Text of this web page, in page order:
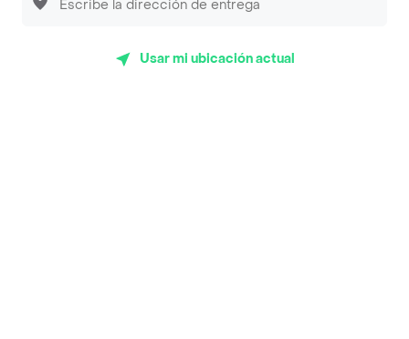
Sopitas y Frijoladas
Usar mi ubicación actual